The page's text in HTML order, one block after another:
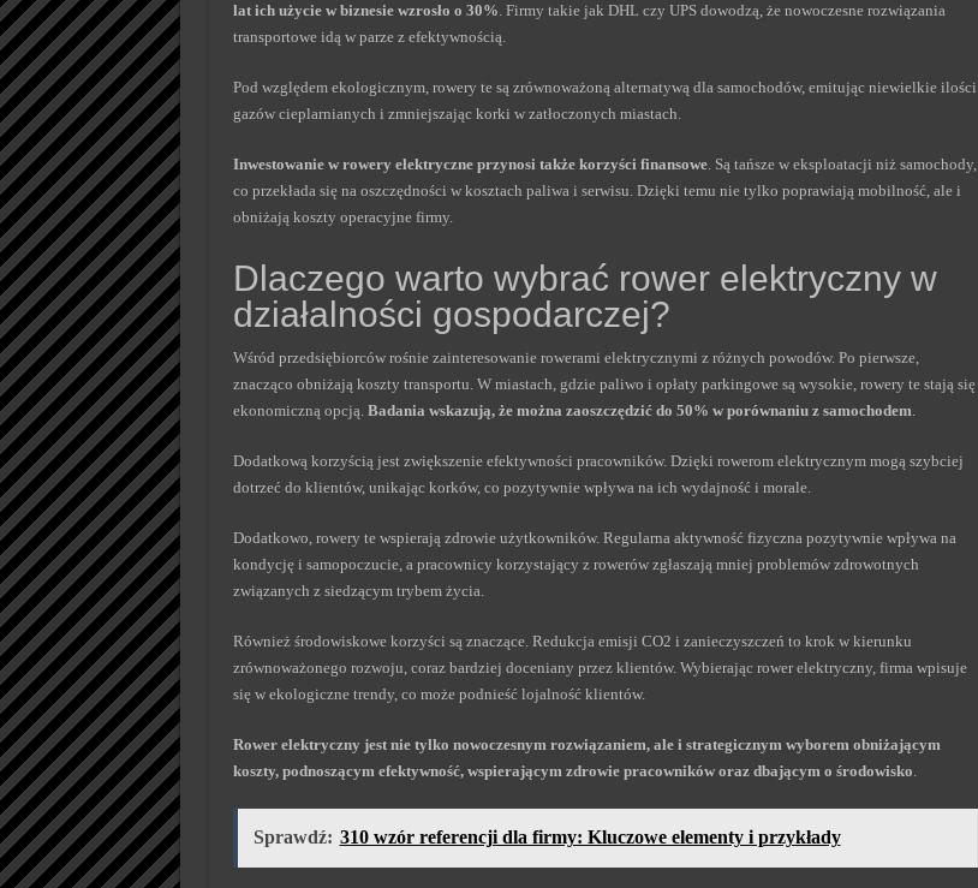
lat ich użycie w biznesie wzrosło o 30%. Firmy takie jak DHL czy UPS dowodzą, że nowoczesne rozwiązania
transportowe idą w parze z efektywnością.
Pod względem ekologicznym, rowery te są zrównoważoną alternatywą dla samochodów, emitując niewielkie ilości
gazów cieplarnianych i zmniejszając korki w zatłoczonych miastach.
Inwestowanie w rowery elektryczne przynosi także korzyści finansowe. Są tańsze w eksploatacji niż samochody,
co przekłada się na oszczędności w kosztach paliwa i serwisu. Dzięki temu nie tylko poprawiają mobilność, ale i
obniżają koszty operacyjne firmy.
Dlaczego warto wybrać rower elektryczny w
działalności gospodarczej?
Wśród przedsiębiorców rośnie zainteresowanie rowerami elektrycznymi z różnych powodów. Po pierwsze,
znacząco obniżają koszty transportu. W miastach, gdzie paliwo i opłaty parkingowe są wysokie, rowery te stają się
ekonomiczną opcją. Badania wskazują, że można zaoszczędzić do 50% w porównaniu z samochodem.
Dodatkową korzyścią jest zwiększenie efektywności pracowników. Dzięki rowerom elektrycznym mogą szybciej
dotrzeć do klientów, unikając korków, co pozytywnie wpływa na ich wydajność i morale.
Dodatkowo, rowery te wspierają zdrowie użytkowników. Regularna aktywność fizyczna pozytywnie wpływa na
kondycję i samopoczucie, a pracownicy korzystający z rowerów zgłaszają mniej problemów zdrowotnych
związanych z siedzącym trybem życia.
Również środowiskowe korzyści są znaczące. Redukcja emisji CO2 i zanieczyszczeń to krok w kierunku
zrównoważonego rozwoju, coraz bardziej doceniany przez klientów. Wybierając rower elektryczny, firma wpisuje
się w ekologiczne trendy, co może podnieść lojalność klientów.
Rower elektryczny jest nie tylko nowoczesnym rozwiązaniem, ale i strategicznym wyborem obniżającym
koszty, podnoszącym efektywność, wspierającym zdrowie pracowników oraz dbającym o środowisko.
Sprawdź: 310 wzór referencji dla firmy: Kluczowe elementy i przykłady